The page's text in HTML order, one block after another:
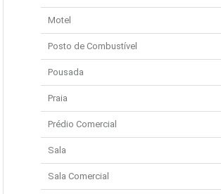
Motel
Posto de Combustível
Pousada
Praia
Prédio Comercial
Sala
Sala Comercial